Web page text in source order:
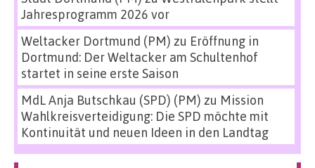
Jahresprogramm 2026 vor
Weltacker Dortmund (PM) zu Eröffnung in
Dortmund: Der Weltacker am Schultenhof
startet in seine erste Saison
MdL Anja Butschkau (SPD) (PM) zu Mission
Wahlkreisverteidigung: Die SPD möchte mit
Kontinuität und neuen Ideen in den Landtag